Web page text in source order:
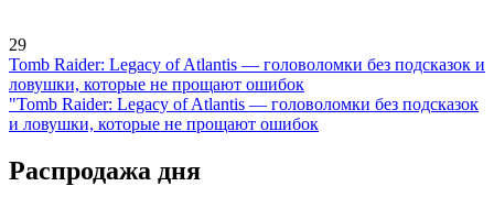
29
Tomb Raider: Legacy of Atlantis — головоломки без подсказок и
ловушки, которые не прощают ошибок
"Tomb Raider: Legacy of Atlantis — головоломки без подсказок
и ловушки, которые не прощают ошибок
Распродажа дня